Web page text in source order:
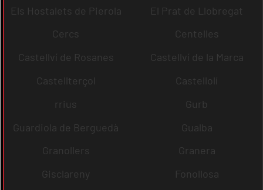
Els Hostalets de Pierola
El Prat de Llobregat
Cercs
Centelles
Castellví de Rosanes
Castellví de la Marca
Castellterçol
Castellolí
rrius
Gurb
Guardiola de Berguedà
Gualba
Granollers
Granera
Gisclareny
Fonollosa